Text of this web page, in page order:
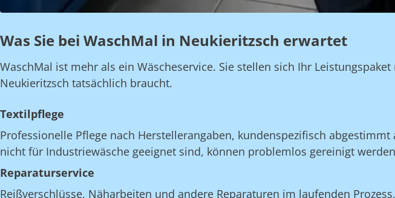
Was Sie bei WaschMal in Neukieritzsch erwartet
WaschMal ist mehr als ein Wäscheservice. Sie stellen sich Ihr
Neukieritzsch tatsächlich braucht.
Textilpflege
Professionelle Pflege nach Herstellerangaben, kundenspezifisch
nicht für Industriewäsche geeignet sind, können problemlos gereinigt
Reparaturservice
Reißverschlüsse, Näharbeiten und andere Reparaturen im laufenden